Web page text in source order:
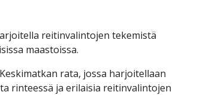
reitinvalintojen tekemistä
maastoissa.
Keskimatkan rata, jossa harjoitellaan
rinteessä ja erilaisia reitinvalintojen